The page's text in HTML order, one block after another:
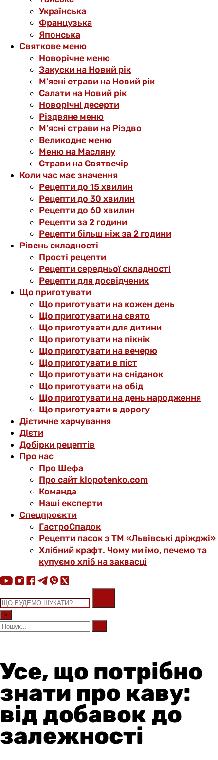
Українська
Французька
Японська
Святкове меню
Новорічне меню
Закуски на Новий рік
М’ясні страви на Новий рік
Салати на Новий рік
Новорічні десерти
Різдвяне меню
М’ясні страви на Різдво
Великоднє меню
Меню на Масляну
Страви на Святвечір
Коли час має значення
Рецепти до 15 хвилин
Рецепти до 30 хвилин
Рецепти до 60 хвилин
Рецепти за 2 години
Рецепти більш ніж за 2 години
Рівень складності
Прості рецепти
Рецепти середньої складності
Рецепти для досвідчених
Що приготувати
Що приготувати на кожен день
Що приготувати на свято
Що приготувати для дитини
Що приготувати на пікнік
Що приготувати на вечерю
Що приготувати в піст
Що приготувати на сніданок
Що приготувати на обід
Що приготувати на день народження
Що приготувати в дорогу
Дієтичне харчування
Дієти
Добірки рецептів
Про нас
Про Шефа
Про сайт klopotenko.com
Команда
Наші експерти
Спецпроєкти
ГастроСпадок
Рецепти пасок з ТМ «Львівські дріжджі»
Хлібний крафт. Чому ми їмо, печемо та
купуємо хліб на заквасці
×
Усе, що потрібно
знати про каву:
від добавок до
залежності